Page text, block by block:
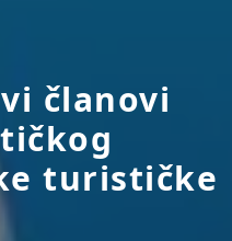
članovi
turističke